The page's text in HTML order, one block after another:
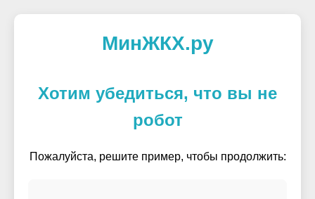
МинЖКХ.ру
Хотим убедиться, что вы не
робот
Пожалуйста, решите пример, чтобы продолжить: